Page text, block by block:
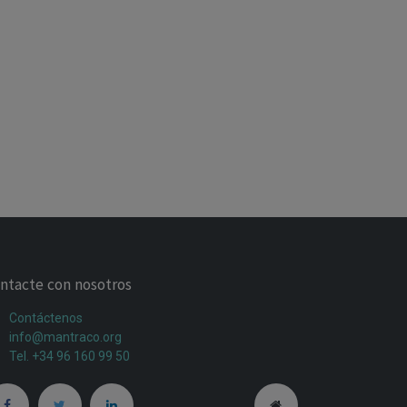
con nosotros
Contáctenos
info@mantraco.org
Tel. +34 96 160 99 50